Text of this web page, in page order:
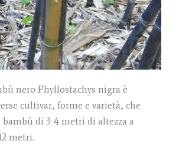
nero Phyllostachys nigra è
cultivar, forme e varietà, che
di 3-4 metri di altezza a
metri.